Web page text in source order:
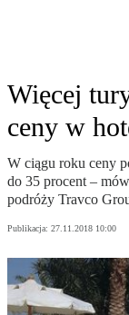
Więcej
ceny w
W ciągu roku ceny
do 35 procent –
podróży Travco
Publikacja: 27.11.2018 10:00